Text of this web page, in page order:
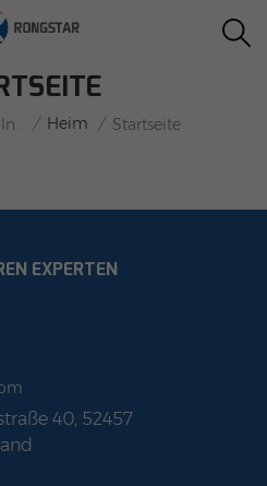
: / Heim / Startseite
EXPERTEN
40, 52457